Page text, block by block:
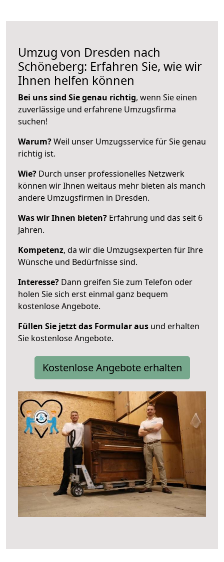
Umzug von Dresden nach
Schöneberg: Erfahren Sie, wie wir
Ihnen helfen können
Bei uns sind Sie genau richtig, wenn Sie einen
zuverlässige und erfahrene Umzugsfirma
suchen!
Warum?Weil unser Umzugsservice für Sie genau
richtig ist.
Wie? Durch unser professionelles Netzwerk
können wir Ihnen weitaus mehr bieten als manch
andere Umzugsfirmen in Dresden.
Was wir Ihnen bieten? Erfahrung und das seit 6
Jahren.
Kompetenz, da wir die Umzugsexperten für Ihre
Wünsche und Bedürfnisse sind.
Interesse? Dann greifen Sie zum Telefon oder
holen Sie sich erst einmal ganz bequem
kostenlose Angebote.
Füllen Sie jetzt das Formular aus und erhalten
Sie kostenlose Angebote.
Kostenlose Angebote erhalten